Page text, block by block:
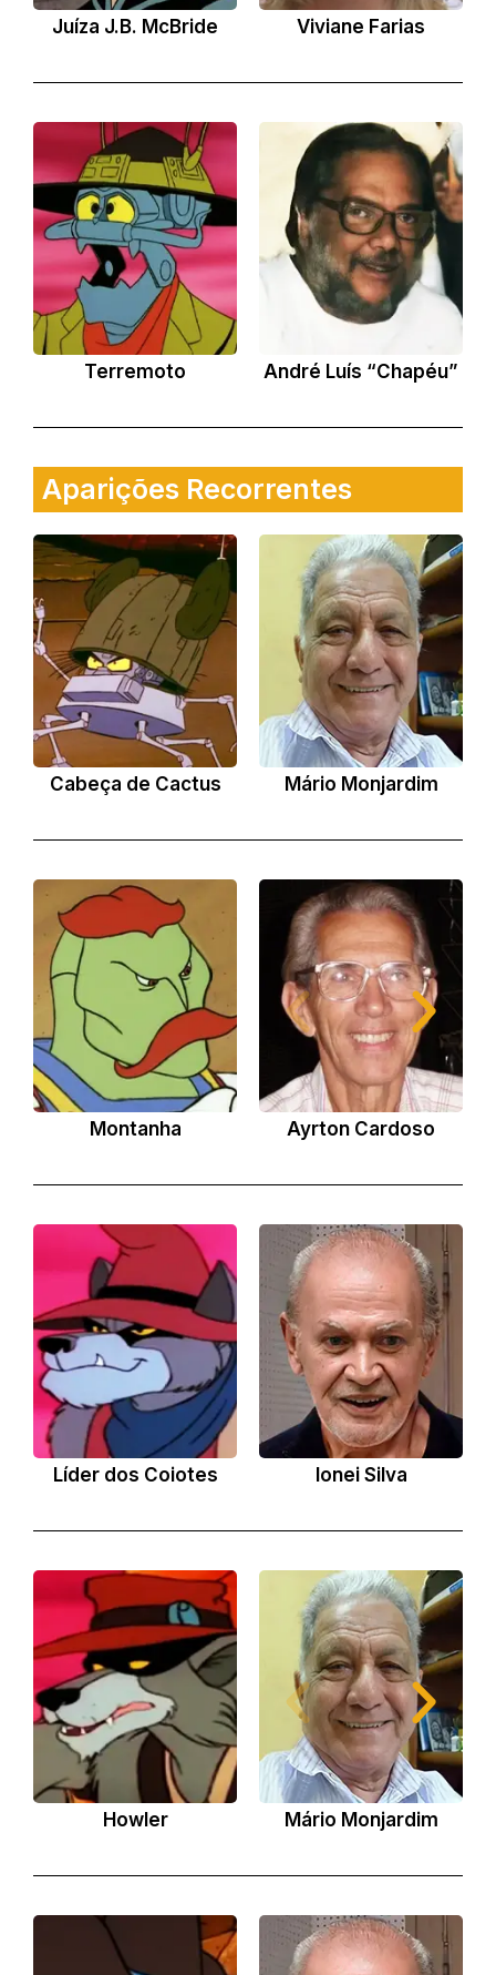
Juíza J.B. McBride Viviane Farias
Terremoto André Luís “Chapéu”
Aparições Recorrentes
Cabeça de Cactus Mário Monjardim
Montanha Ayrton Cardoso
Líder dos Coiotes Ionei Silva
Howler Mário Monjardim